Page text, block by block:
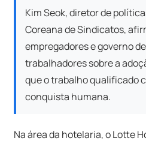
Kim Seok, diretor de
Coreana de Sindicatos,
empregadores e governo
trabalhadores sobre a
que o trabalho qualificado
conquista humana.
Na área da hotelaria, o Lotte